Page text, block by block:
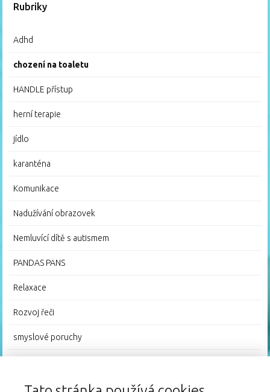
Rubriky
Adhd
chození na toaletu
HANDLE přístup
herní terapie
jídlo
karanténa
Komunikace
Nadužívání obrazovek
Nemluvící dítě s autismem
PANDAS PANS
Relaxace
Rozvoj řeči
smyslové poruchy
Video poradna